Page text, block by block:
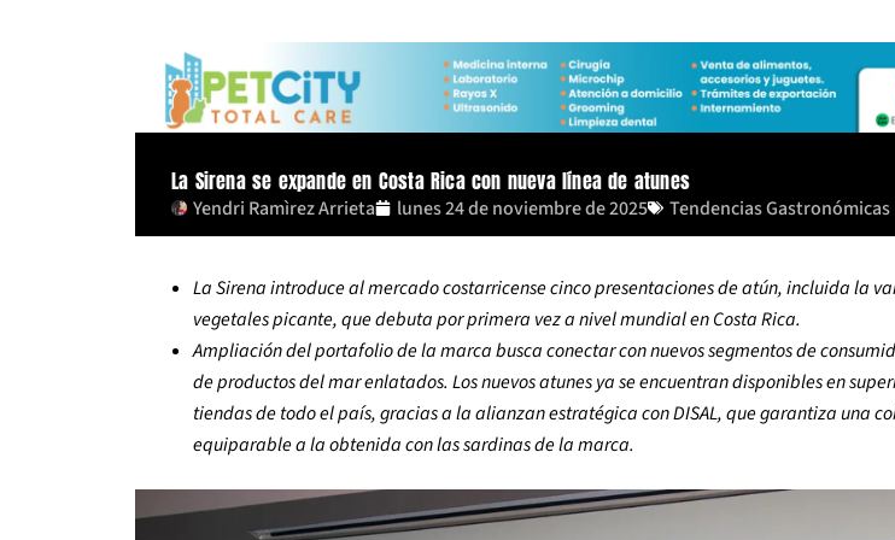
La Sirena se expande en Costa Rica con nueva línea de atunes
Yendri Ramìrez Arrieta lunes 24 de noviembre de 2025 Tendencias Gastronómicas
La Sirena introduce al mercado costarricense cinco presentaciones de atún, incluida la
vegetalespicante, que debuta por primera vez a nivel mundial en Costa Rica.
Ampliación del portafolio de la marca busca conectar con nuevos segmentos de
deproductos del mar enlatados. Los nuevos atunes ya se encuentran disponibles en
tiendas de todo el país, gracias a la alianzan estratégica con DISAL, quegarantiza una
equiparable a la obtenida con las sardinas de la marca.